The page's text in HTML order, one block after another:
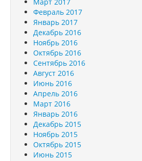
Февраль 2017
Январь 2017
Декабрь 2016
Ноябрь 2016
Октябрь 2016
Сентябрь 2016
Август 2016
Июнь 2016
Апрель 2016
Март 2016
Январь 2016
Декабрь 2015
Ноябрь 2015
Октябрь 2015
Июнь 2015